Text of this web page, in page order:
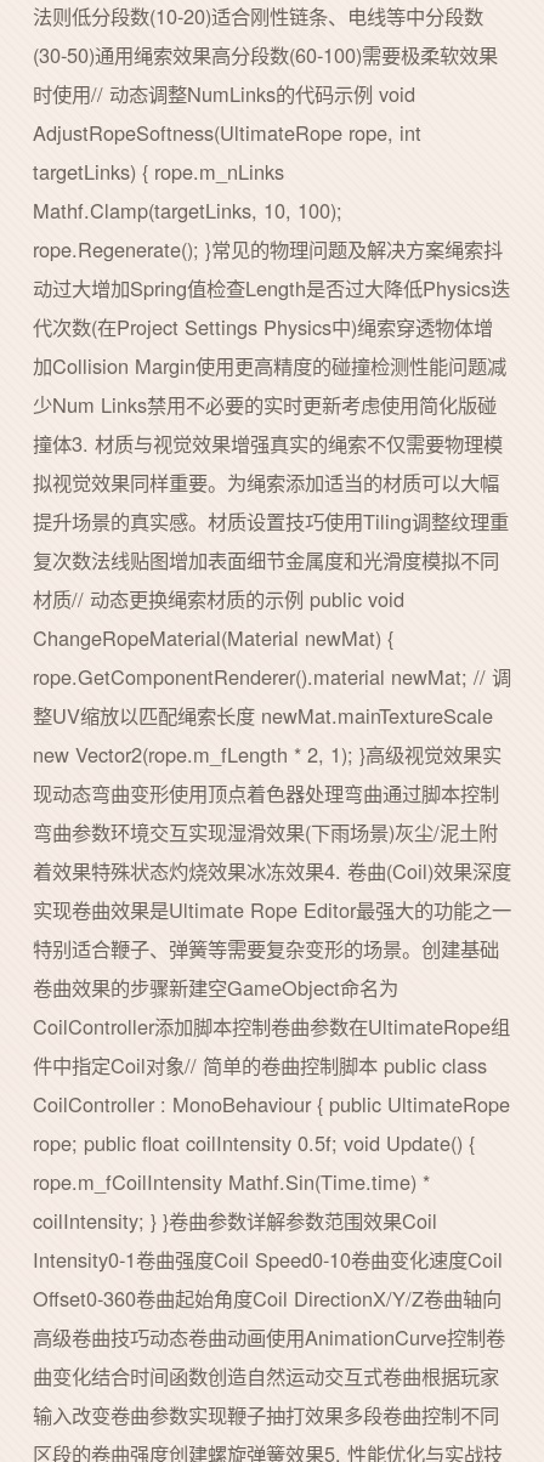
法则低分段数(10-20)适合刚性链条、电线等中分段数
(30-50)通用绳索效果高分段数(60-100)需要极柔软效果
时使用// 动态调整NumLinks的代码示例 void
AdjustRopeSoftness(UltimateRope rope, int
targetLinks) { rope.m_nLinks
Mathf.Clamp(targetLinks, 10, 100);
rope.Regenerate(); }常见的物理问题及解决方案绳索抖
动过大增加Spring值检查Length是否过大降低Physics迭
代次数(在Project Settings Physics中)绳索穿透物体增
加Collision Margin使用更高精度的碰撞检测性能问题减
少Num Links禁用不必要的实时更新考虑使用简化版碰
撞体3. 材质与视觉效果增强真实的绳索不仅需要物理模
拟视觉效果同样重要。为绳索添加适当的材质可以大幅
提升场景的真实感。材质设置技巧使用Tiling调整纹理重
复次数法线贴图增加表面细节金属度和光滑度模拟不同
材质// 动态更换绳索材质的示例 public void
ChangeRopeMaterial(Material newMat) {
rope.GetComponentRenderer().material newMat; // 调
整UV缩放以匹配绳索长度 newMat.mainTextureScale
new Vector2(rope.m_fLength * 2, 1); }高级视觉效果实
现动态弯曲变形使用顶点着色器处理弯曲通过脚本控制
弯曲参数环境交互实现湿滑效果(下雨场景)灰尘/泥土附
着效果特殊状态灼烧效果冰冻效果4. 卷曲(Coil)效果深度
实现卷曲效果是Ultimate Rope Editor最强大的功能之一
特别适合鞭子、弹簧等需要复杂变形的场景。创建基础
卷曲效果的步骤新建空GameObject命名为
CoilController添加脚本控制卷曲参数在UltimateRope组
件中指定Coil对象// 简单的卷曲控制脚本 public class
CoilController : MonoBehaviour { public UltimateRope
rope; public float coilIntensity 0.5f; void Update() {
rope.m_fCoilIntensity Mathf.Sin(Time.time) *
coilIntensity; } }卷曲参数详解参数范围效果Coil
Intensity0-1卷曲强度Coil Speed0-10卷曲变化速度Coil
Offset0-360卷曲起始角度Coil DirectionX/Y/Z卷曲轴向
高级卷曲技巧动态卷曲动画使用AnimationCurve控制卷
曲变化结合时间函数创造自然运动交互式卷曲根据玩家
输入改变卷曲参数实现鞭子抽打效果多段卷曲控制不同
区段的卷曲强度创建螺旋弹簧效果5. 性能优化与实战技